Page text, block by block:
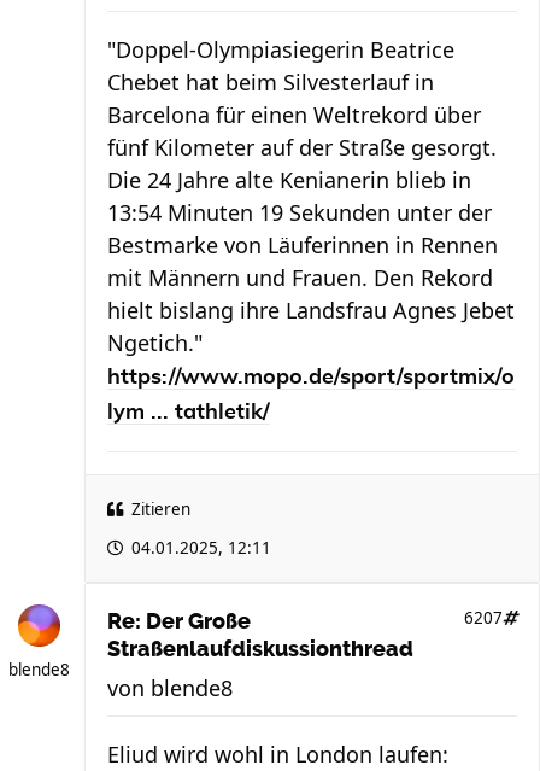
"Doppel-Olympiasiegerin Beatrice
Chebet hat beim Silvesterlauf in
Barcelona für einen Weltrekord über
fünf Kilometer auf der Straße gesorgt.
Die 24 Jahre alte Kenianerin blieb in
13:54 Minuten 19 Sekunden unter der
Bestmarke von Läuferinnen in Rennen
mit Männern und Frauen. Den Rekord
hielt bislang ihre Landsfrau Agnes Jebet
Ngetich."
https://www.mopo.de/sport/sportmix/o
lym ... tathletik/
Zitieren
04.01.2025, 12:11
blende8
Re: Der Große
Straßenlaufdiskussionthread
6207
von blende8
Eliud wird wohl in London laufen: